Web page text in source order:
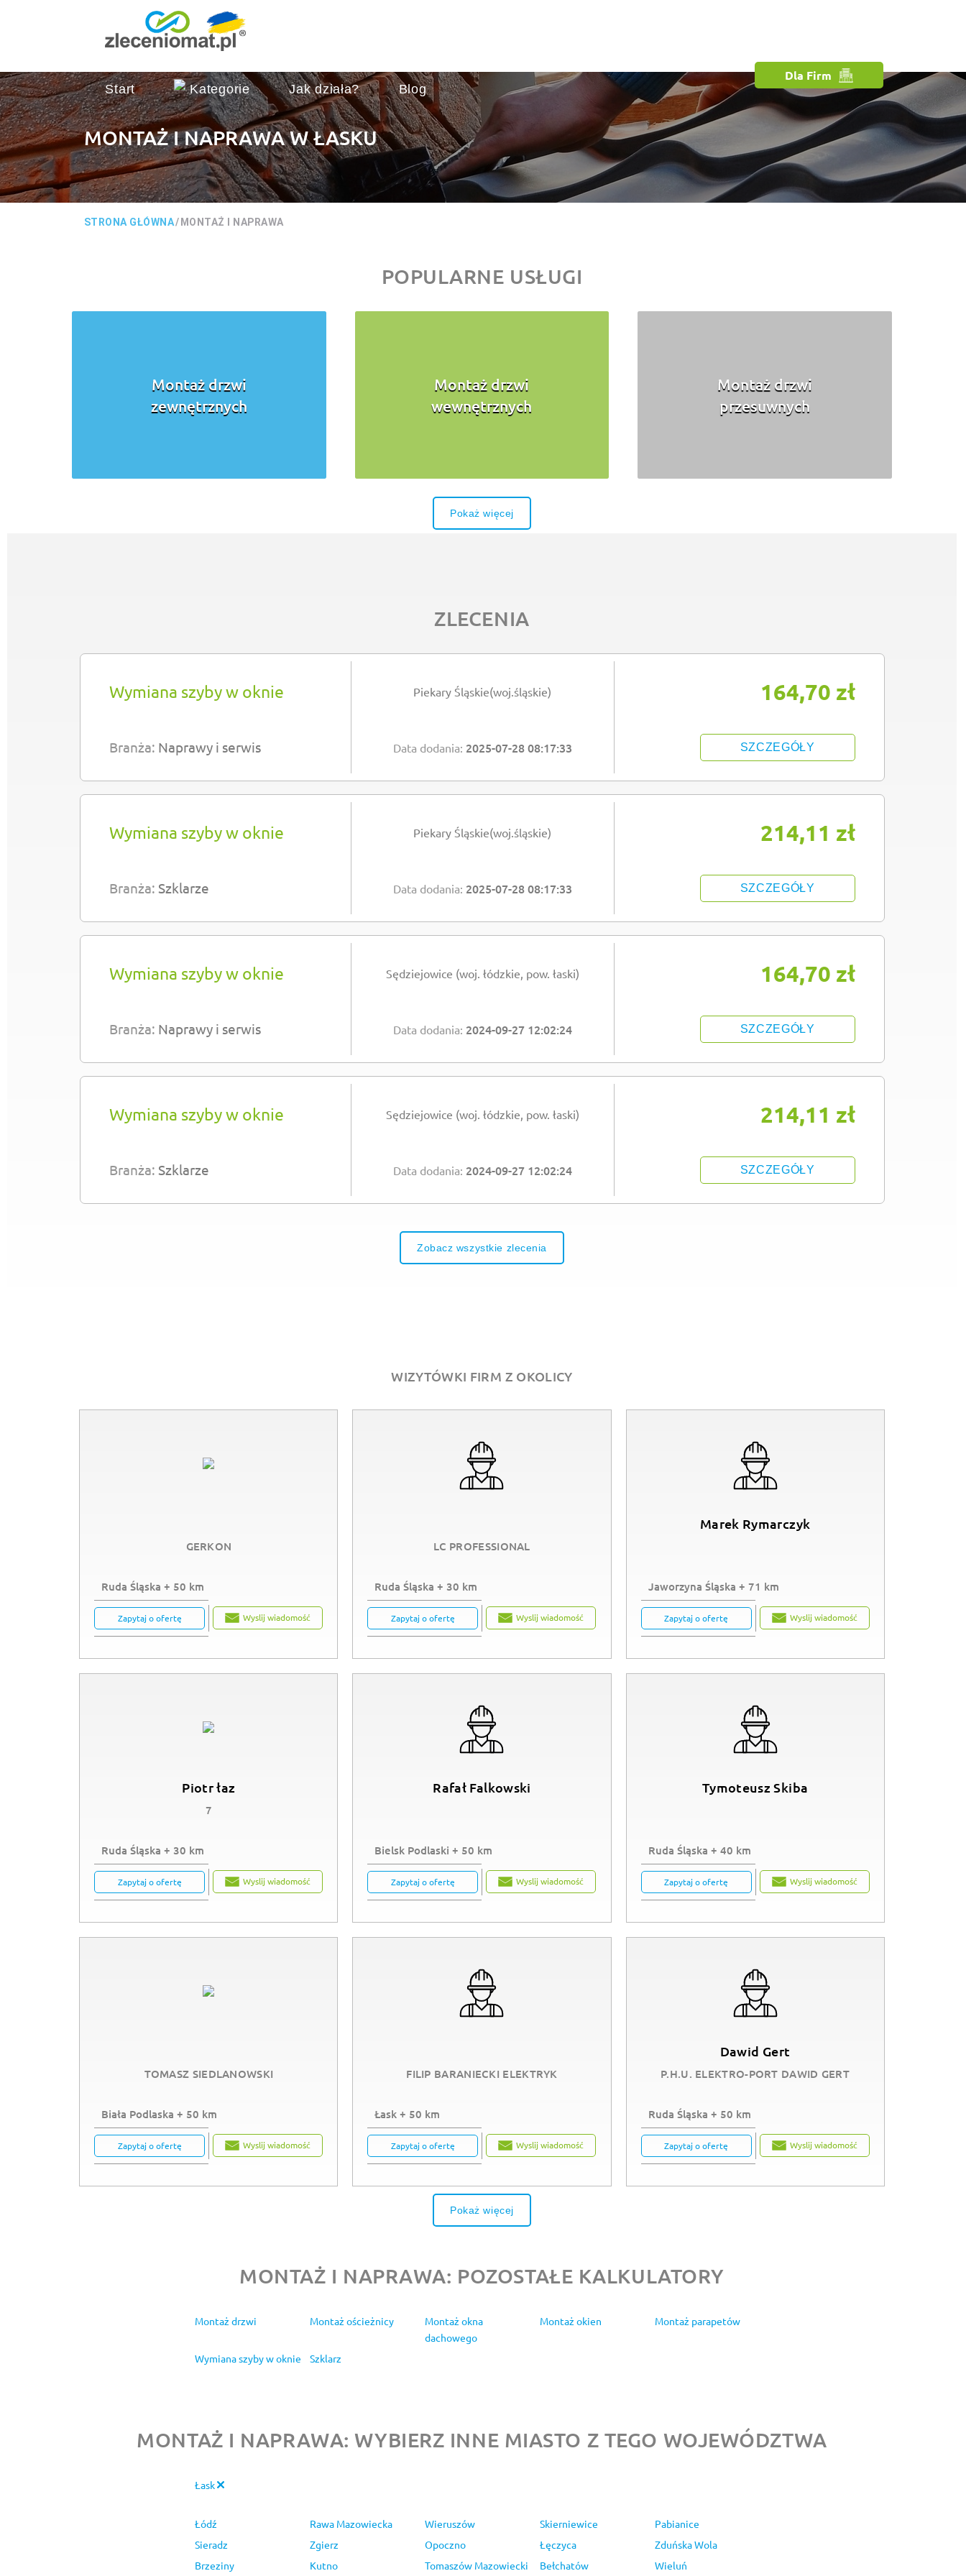
Dla Firm
Start Kategorie Jak działa? Blog
MONTAŻ I NAPRAWA W ŁASKU
STRONA GŁÓWNA/ MONTAŻ I NAPRAWA
POPULARNE USŁUGI
Montaż drzwi
zewnętrznych
Montaż drzwi
wewnętrznych
Montaż drzwi
przesuwnych
Pokaż więcej
ZLECENIA
Wymiana szyby w oknie Piekary Śląskie(woj.śląskie) 164,70 zł
Branża: Naprawy i serwis Data dodania: 2025-07-28 08:17:33 SZCZEGÓŁY
Wymiana szyby w oknie Piekary Śląskie(woj.śląskie) 214,11 zł
Branża: Szklarze Data dodania: 2025-07-28 08:17:33 SZCZEGÓŁY
Wymiana szyby w oknie Sędziejowice (woj. łódzkie, pow. łaski) 164,70 zł
Branża: Naprawy i serwis Data dodania: 2024-09-27 12:02:24 SZCZEGÓŁY
Wymiana szyby w oknie Sędziejowice (woj. łódzkie, pow. łaski) 214,11 zł
Branża: Szklarze Data dodania: 2024-09-27 12:02:24 SZCZEGÓŁY
Zobacz wszystkie zlecenia
WIZYTÓWKI FIRM Z OKOLICY
GERKON
Ruda Śląska + 50 km
Zapytaj o ofertę Wyslij wiadomość
Piotr łaz
7
Ruda Śląska + 30 km
Zapytaj o ofertę Wyslij wiadomość
TOMASZ SIEDLANOWSKI
Biała Podlaska + 50 km
Zapytaj o ofertę Wyslij wiadomość
LC PROFESSIONAL
Ruda Śląska + 30 km
Zapytaj o ofertę Wyslij wiadomość
Rafał Falkowski
Bielsk Podlaski + 50 km
Zapytaj o ofertę Wyslij wiadomość
FILIP BARANIECKI ELEKTRYK
Łask + 50 km
Zapytaj o ofertę Wyslij wiadomość
Marek Rymarczyk
Jaworzyna Śląska + 71 km
Zapytaj o ofertę Wyslij wiadomość
Tymoteusz Skiba
Ruda Śląska + 40 km
Zapytaj o ofertę Wyslij wiadomość
Dawid Gert
P.H.U. ELEKTRO-PORT DAWID GERT
Ruda Śląska + 50 km
Zapytaj o ofertę Wyslij wiadomość
Pokaż więcej
MONTAŻ I NAPRAWA: POZOSTAŁE KALKULATORY
Montaż drzwi Montaż ościeżnicy
Montaż okna
dachowego
Montaż okien Montaż parapetów
Wymiana szyby w oknie Szklarz
MONTAŻ I NAPRAWA: WYBIERZ INNE MIASTO Z TEGO WOJEWÓDZTWA
Łask
Łódź Rawa Mazowiecka Wieruszów Skierniewice
Pabianice
Sieradz
Zgierz Opoczno Łęczyca
Zduńska Wola
Brzeziny
Kutno Tomaszów Mazowiecki Bełchatów Wieluń